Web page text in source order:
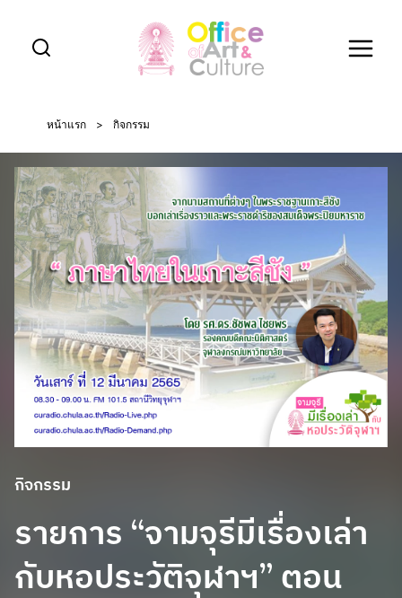
content
หน้าแรก > กิจกรรม
กิจกรรม
รายการ “จามจุรีมีเรื่องเล่า
กับหอประวัติจุฬาฯ” ตอน